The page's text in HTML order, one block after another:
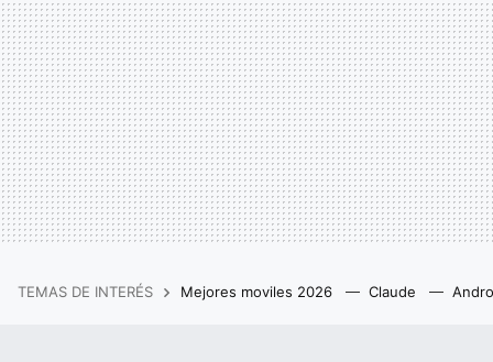
TEMAS DE INTERÉS Mejores moviles 2026 Claude